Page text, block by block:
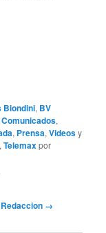
Biondini, BV
Comunicados,
, Prensa,Videosy
,Telemaxpor
→